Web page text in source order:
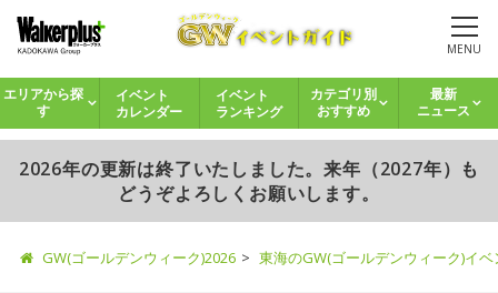
MENU
エリアから探
す
イベント
カレンダー
イベント
ランキング
カテゴリ別
おすすめ
最新
ニュース
2026年の更新は終了いたしました。来年（2027年）も
どうぞよろしくお願いします。
GW(ゴールデンウィーク)2026 東海のGW(ゴールデンウィーク)イ